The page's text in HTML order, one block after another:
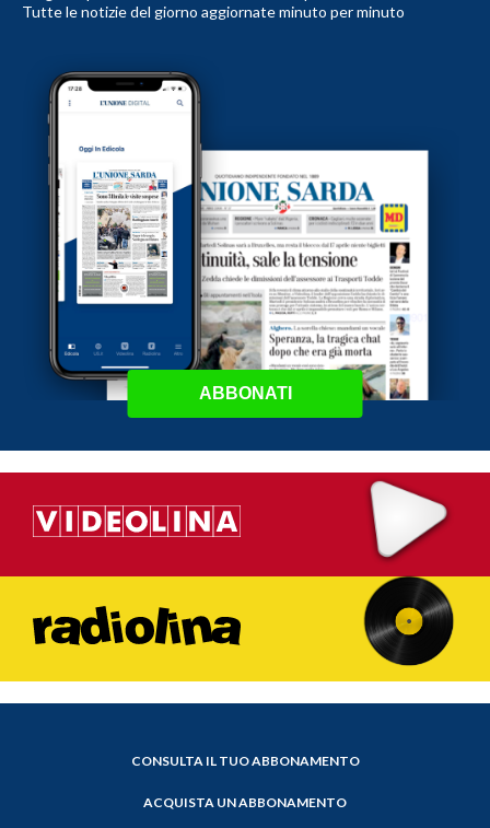
Tutte le notizie del giorno aggiornate minuto per minuto
ABBONATI
CONSULTA IL TUO ABBONAMENTO
ACQUISTA UN ABBONAMENTO